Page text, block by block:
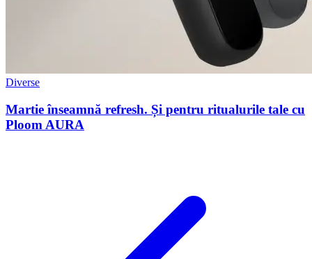
Diverse
Martie înseamnă refresh. Și pentru ritualurile tale cu
Ploom AURA